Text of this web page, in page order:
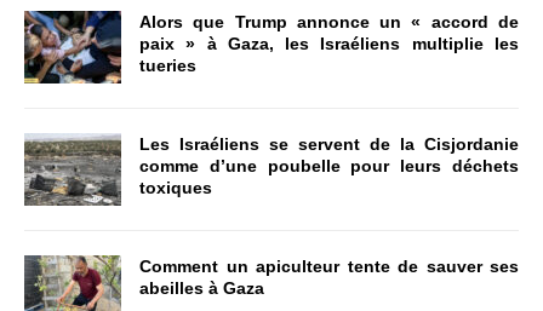
Alors que Trump annonce un « accord de
paix » à Gaza, les Israéliens multiplie les
tueries
Les Israéliens se servent de la Cisjordanie
comme d’une poubelle pour leurs déchets
toxiques
Comment un apiculteur tente de sauver ses
abeilles à Gaza